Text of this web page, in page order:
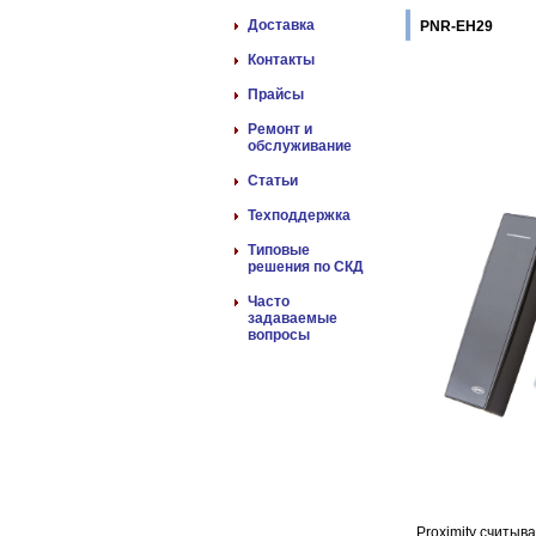
Доставка
Контакты
Прайсы
Ремонт и
обслуживание
Статьи
Техподдержка
Типовые
решения по СКД
Часто
задаваемые
вопросы
PNR-EH29
Proximity